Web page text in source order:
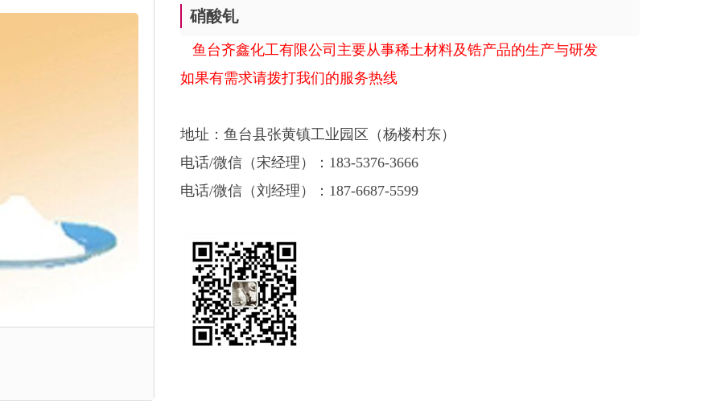
硝酸钆
鱼台齐鑫化工有限公司主要从事稀土材料及锆产品的生产与研发
如果有需求请拨打我们的服务热线
地址：鱼台县张黄镇工业园区（杨楼村东）
电话/微信（宋经理）：183-5376-3666
电话/微信（刘经理）：187-6687-5599